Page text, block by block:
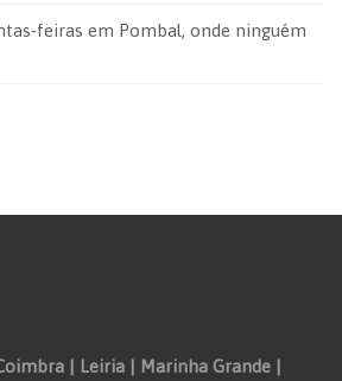
feiras em Pombal, onde ninguém
| Leiria | Marinha Grande |